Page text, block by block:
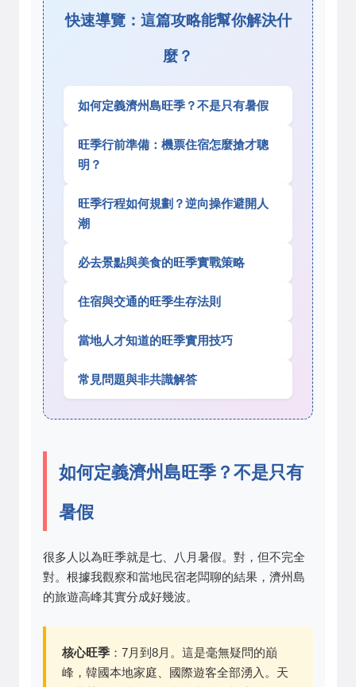
快速導覽：這篇攻略能幫你解決什
麼？
如何定義濟州島旺季？不是只有暑假
旺季行前準備：機票住宿怎麼搶才聰
明？
旺季行程如何規劃？逆向操作避開人
潮
必去景點與美食的旺季實戰策略
住宿與交通的旺季生存法則
當地人才知道的旺季實用技巧
常見問題與非共識解答
如何定義濟州島旺季？不是只有
暑假
很多人以為旺季就是七、八月暑假。對，但不完全
對。根據我觀察和當地民宿老闆聊的結果，濟州島
的旅遊高峰其實分成好幾波。
核心旺季 ：7月到8月。這是毫無疑問的巔
峰，韓國本地家庭、國際遊客全部湧入。天